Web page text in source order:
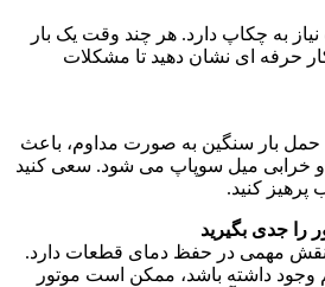
به چکاپ دارد. هر چند وقت یک بار
حرفه ای نشان دهید تا مشکلات
یا حمل بار سنگین به صورت مداوم، باعث
و خرابی میل سوپاپ می شود. سعی کنید
پرهیز کنید.
نقش مهمی در حفظ دمای قطعات دارد.
داشته باشد، ممکن است موتور